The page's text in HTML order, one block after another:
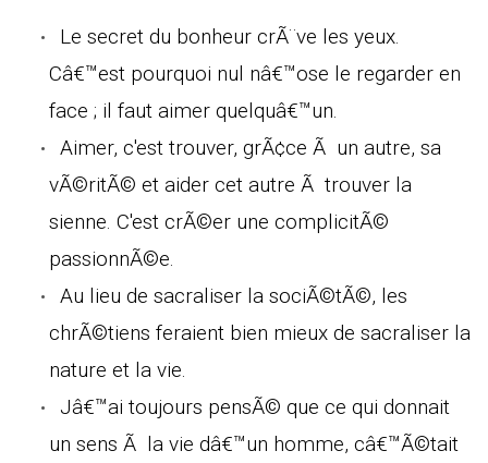
Le secret du bonheur crÃ¨ve les yeux.
Câ€™est pourquoi nul nâ€™ose le regarder en
face ; il faut aimer quelquâ€™un.
Aimer, c'est trouver, grÃ¢ce Ã un autre, sa
vÃ©ritÃ© et aider cet autre Ã trouver la
sienne. C'est crÃ©er une complicitÃ©
passionnÃ©e.
Au lieu de sacraliser la sociÃ©tÃ©, les
chrÃ©tiens feraient bien mieux de sacraliser la
nature et la vie.
Jâ€™ai toujours pensÃ© que ce qui donnait
un sens Ã la vie dâ€™un homme, câ€™Ã©tait